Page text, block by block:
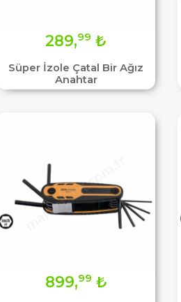
Süper İzole Çatal Bir Ağız
Anahtar
289,99 ₺
899,99 ₺